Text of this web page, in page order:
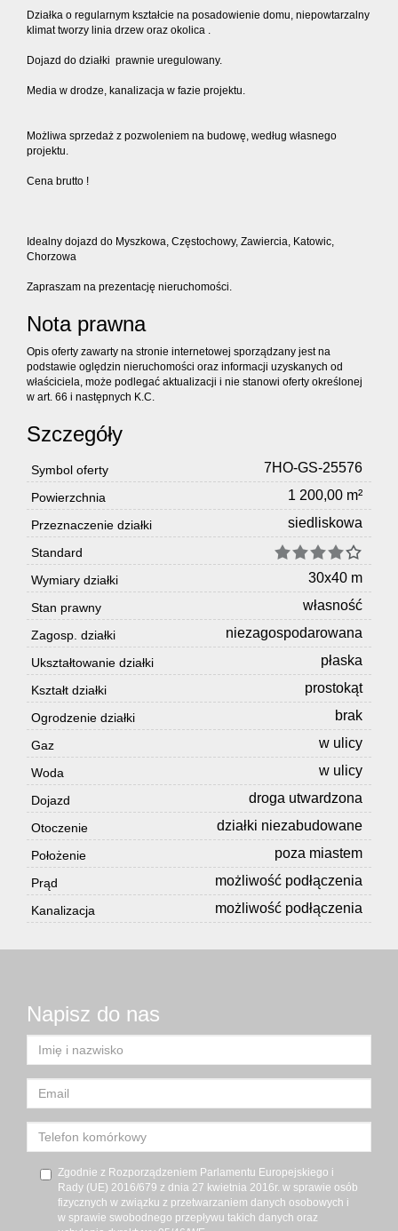
Działka o regularnym kształcie na posadowienie domu, niepowtarzalny
klimat tworzy linia drzew oraz okolica .
Dojazd do działki prawnie uregulowany.
Media w drodze, kanalizacja w fazie projektu.
Możliwa sprzedaż z pozwoleniem na budowę, według własnego
projektu.
Cena brutto !
Idealny dojazd do Myszkowa, Częstochowy, Zawiercia, Katowic,
Chorzowa
Zapraszam na prezentację nieruchomości.
Nota prawna
Opis oferty zawarty na stronie internetowej sporządzany jest na
podstawie oględzin nieruchomości oraz informacji uzyskanych od
właściciela, może podlegać aktualizacji i nie stanowi oferty określonej
w art. 66 i następnych K.C.
Szczegóły
Symbol oferty 7HO-GS-25576
Powierzchnia 1 200,00 m²
Przeznaczenie działki siedliskowa
Standard
Wymiary działki
30x40 m
Stan prawny własność
Zagosp. działki niezagospodarowana
Ukształtowanie działki płaska
Kształt działki prostokąt
Ogrodzenie działki brak
Gaz w ulicy
Woda w ulicy
Dojazd droga utwardzona
Otoczenie działki niezabudowane
Położenie poza miastem
Prąd możliwość podłączenia
Kanalizacja możliwość podłączenia
Napisz do nas
Zgodnie z Rozporządzeniem Parlamentu Europejskiego i
Rady (UE) 2016/679 z dnia 27 kwietnia 2016r. w sprawie osób
fizycznych w związku z przetwarzaniem danych osobowych i
w sprawie swobodnego przepływu takich danych oraz